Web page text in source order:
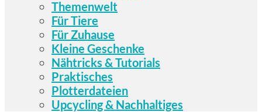
Themenwelt
Für Tiere
Für Zuhause
Kleine Geschenke
Nähtricks & Tutorials
Praktisches
Plotterdateien
Upcycling & Nachhaltiges